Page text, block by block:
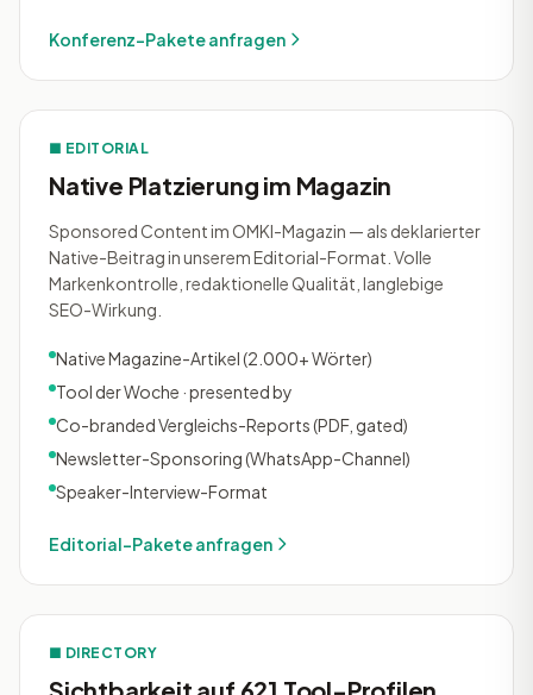
Konferenz-Pakete anfragen
■ EDITORIAL
Native Platzierung im Magazin
Sponsored Content im OMKI-Magazin — als deklarierter
Native-Beitrag in unserem Editorial-Format. Volle
Markenkontrolle, redaktionelle Qualität, langlebige
SEO-Wirkung.
Native Magazine-Artikel (2.000+ Wörter)
Tool der Woche · presented by
Co-branded Vergleichs-Reports (PDF, gated)
Newsletter-Sponsoring (WhatsApp-Channel)
Speaker-Interview-Format
Editorial-Pakete anfragen
■ DIRECTORY